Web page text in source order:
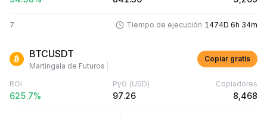
7 Tiempo de ejecución 1474D 6h 34m
BTCUSDT
Martingala de Futuros
Copiar gratis
ROI
625.7%
PyG (USD)
97.26
Copiadores
8,468